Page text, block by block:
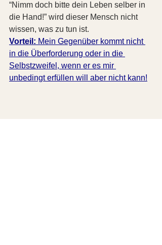
“Nimm doch bitte dein Leben selber in
die Hand!” wird dieser Mensch nicht
wissen, was zu tun ist.
Vorteil: Mein Gegenüber kommt nicht
in die Überforderung oder in die
Selbstzweifel, wenn er es mir
unbedingt erfüllen will aber nicht kann!